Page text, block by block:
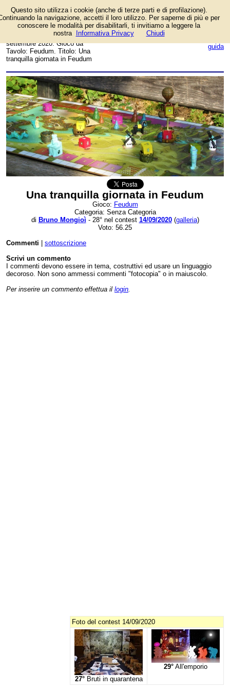
guida
Foto dell'autore Bruno
Mongioì candidata al contest
fotografico su FotoGiochi.
Data inserimento: domenica 13
settembre 2020. Gioco da
Tavolo: Feudum. Titolo: Una
tranquilla giornata in Feudum
Una tranquilla giornata in Feudum
Gioco: Feudum
Categoria: Senza Categoria
di Bruno Mongioì - 28° nel contest 14/09/2020(galleria)
Voto: 56.25
Commenti | sottoscrizione
Scrivi un commento
I commenti devono essere in tema, costruttivi ed usare un linguaggio
decoroso. Non sono ammessi commenti "fotocopia" o in maiuscolo.
Per inserire un commento effettua il login
Foto del contest 14/09/2020
27°Bruti in quarantena
29°All'emporio
Questo sito utilizza i cookie (anche di terze parti e di profilazione).
la navigazione, accetti il loro utilizzo. Per saperne di più e per
conoscere le modalità per disabilitarli, ti invitiamo a leggere la
nostra
Informativa Privacy Chiudi